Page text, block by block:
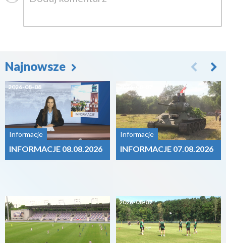
Najnowsze
2026-08-08
Informacje
INFORMACJE 08.08.2026
2026-08-07
Informacje
INFORMACJE 07.08.2026
2026-08-07